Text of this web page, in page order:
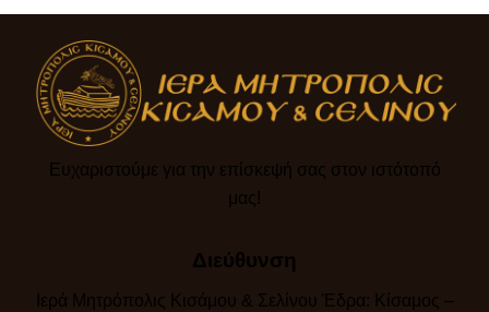
Ευχαριστούμε για την επίσκεψή σας στον ιστότοπό
μας!​
Διεύθυνση
Ιερά Μητρόπολις Κισάμου & Σελίνου Έδρα: Κίσαμος –